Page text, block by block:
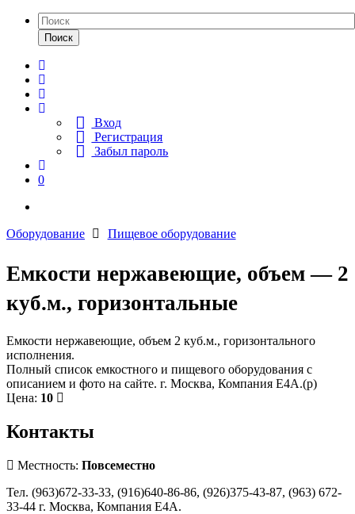
Поиск
Вход
Регистрация
Забыл пароль
0
Оборудование Пищевое оборудование
Емкости нержавеющие, объем — 2
куб.м., горизонтальные
Емкости нержавеющие, объем 2 куб.м., горизонтального
исполнения.
Полный список емкостного и пищевого оборудования с
описанием и фото на сайте. г. Москва, Компания Е4А.(р)
Цена: 10
Контакты
Местность: Повсеместно
Тел. (963)672-33-33, (916)640-86-86, (926)375-43-87, (963) 672-
33-44 г. Москва, Компания Е4А.